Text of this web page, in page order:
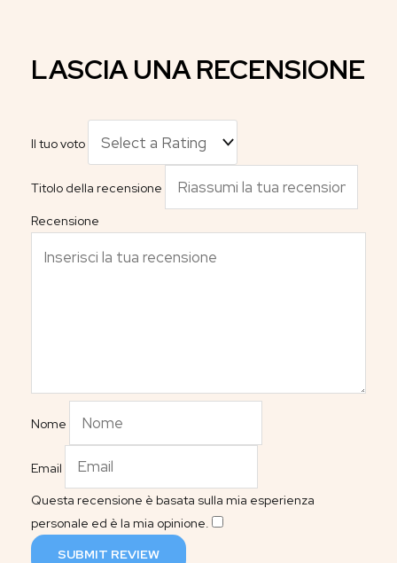
LASCIA UNA RECENSIONE
Il tuo voto
Titolo della recensione
Recensione
Nome
Email
Questa recensione è basata sulla mia esperienza
personale ed è la mia opinione.
SUBMIT REVIEW